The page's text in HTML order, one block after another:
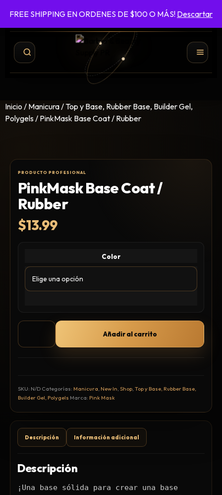
FREE SHIPPING EN ORDENES DE $100 O MÁS! Descartar
Shampoo y Conditioner
Productos de Styling
Hair Spray
Fortalecimiento
Tratamientos
Cepillos y Accesorios
Tijeras y Portanavajas
Barba, Aftershaves y Shaving
Ceras, Gels, Spray y Mousse
Limpieza y Desinfección
Peines, Cepillos y Capas
Blowers
Inicio / Manicura/Top y Base, Rubber Base, Builder Gel,
Polygels/ PinkMask Base Coat / Rubber
PinkMask Base Coat /
Rubber
$13.99
Color
Añadir al carrito
SKU: N/D Categorías: Manicura, New In, Shop, Top y Base, Rubber Base,
Builder Gel, Polygels Marca: Pink Mask
Descripción Información adicional
Descripción
¡Una base sólida para crear una base